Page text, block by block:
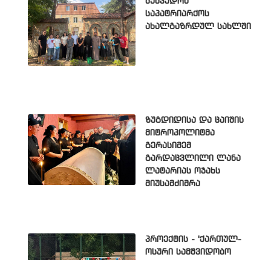
საპატრიარქოს
ახალგაზრდულ სახლში
ზუგდიდისა და ცაიშის
მიტროპოლიტმა
გერასიმემ
გარდაცვლილი ლანა
ლატარიას ოჯახს
მიუსამძიმრა
პროექტის - 'ქართულ-
ოსური სამშვიდობო